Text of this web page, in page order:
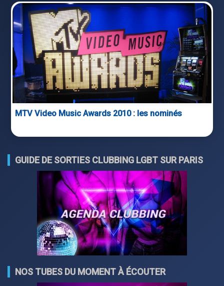
MTV Video Music Awards 2010 : les nominés
GUIDE DE SORTIES CLUBBING LGBT SUR PARIS
NOS TUBES DU MOMENT À ÉCOUTER